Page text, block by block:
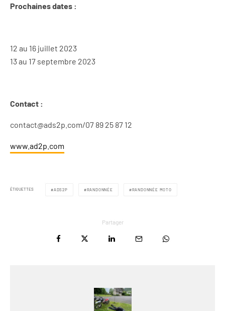
Prochaines dates :
12 au 16 juillet 2023
13 au 17 septembre 2023
Contact :
contact@ads2p.com/07 89 25 87 12
www.ad2p.com
ÉTIQUETTES ADS2P RANDONNÉE RANDONNÉE MOTO
Partager